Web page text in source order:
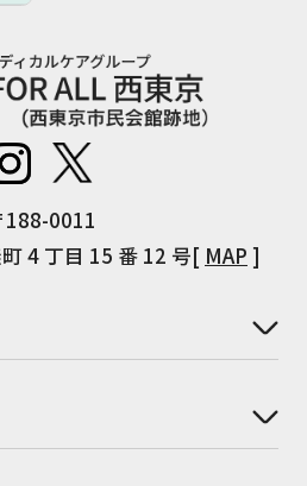
188-0011
4 丁目 15 番 12 号[ MAP ]